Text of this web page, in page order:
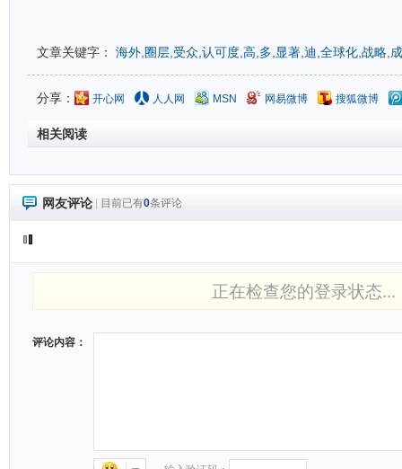
文章关键字： 海外,圈层,受众,认可度,高,多,显著,迪,全球化,战略,成
分享： 开心网 人人网 MSN 网易微博 搜狐微博
相关阅读
网友评论 | 目前已有0条评论
正在检查您的登录状态...
评论内容：